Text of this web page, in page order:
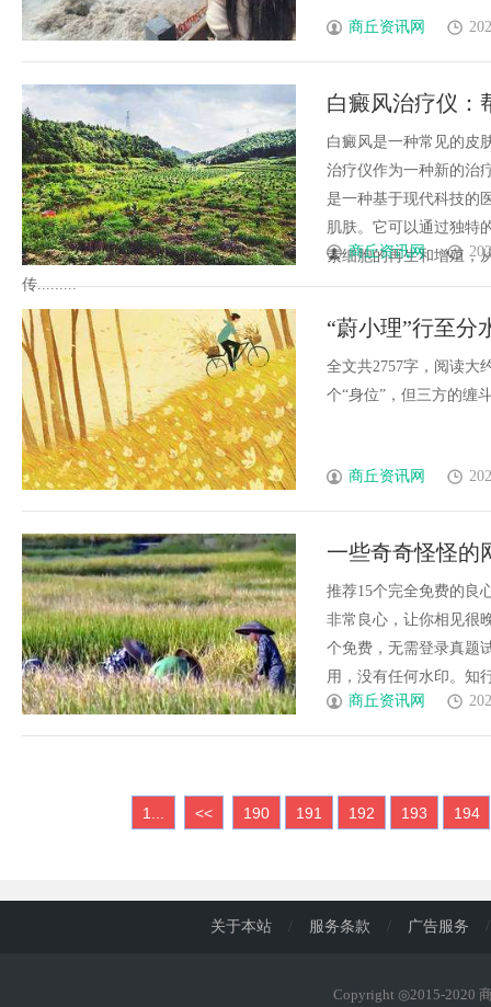
商丘资讯网
白癜风治疗仪：
白癜风是一种常见的皮
治疗仪作为一种新的治
是一种基于现代科技的
肌肤。它可以通过独特
素细胞的再生和增殖，
传.........
商丘资讯网
“蔚小理”行至分
全文共2757字，阅读大
个“身位”，但三方的缠
商丘资讯网
一些奇奇怪怪的
推荐15个完全免费的良
非常良心，让你相见很
个免费，无需登录真题
用，没有任何水印。知
商丘资讯网
1... << 190 191 192 193 194
关于本站 / 服务条款 / 广告服务 /
Copyright ◎2015-2020